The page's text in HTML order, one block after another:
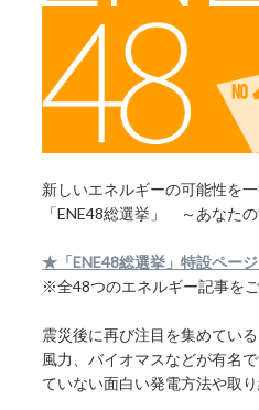
新しいエネルギーの可能性を一
「ENE48総選挙」 ～あなた
★「ENE48総選挙」特設ページ
※全48つのエネルギー記事を
震災後に再び注目を集めてい
風力、バイオマスなどが有名
ていない面白い発電方法や取